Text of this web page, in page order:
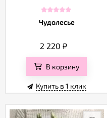
Чудолесье
2 220₽
В корзину
Купить в 1 клик